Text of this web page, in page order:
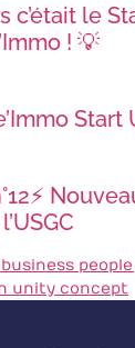
c’était le
! 💡
Start